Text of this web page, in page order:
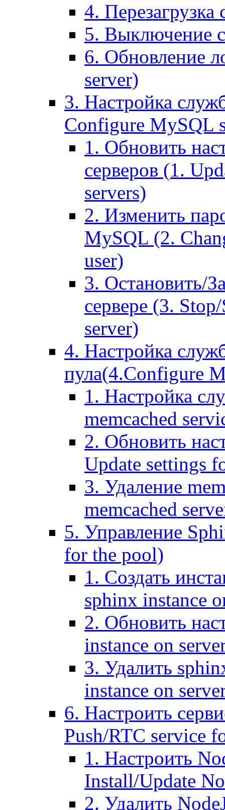
4. Перезагрузка
5. Выключение
6. Обновление
server)
3. Настройка
Configure MySQL
1. Обновить
серверов (1.
servers)
2. Изменить
MySQL (2.
user)
3. Остановить/
сервере (3.
server)
4. Настройка
пула(4.Configure
1. Настройка
memcached
2. Обновить
Update settings
3. Удаление
memcached
5. Управление
for the pool)
1. Создать
sphinx instance
2. Обновить
instance on
3. Удалить
instance on
6. Настроить
Push/RTC service
1. Настроить
Install/Update
2. Удалить